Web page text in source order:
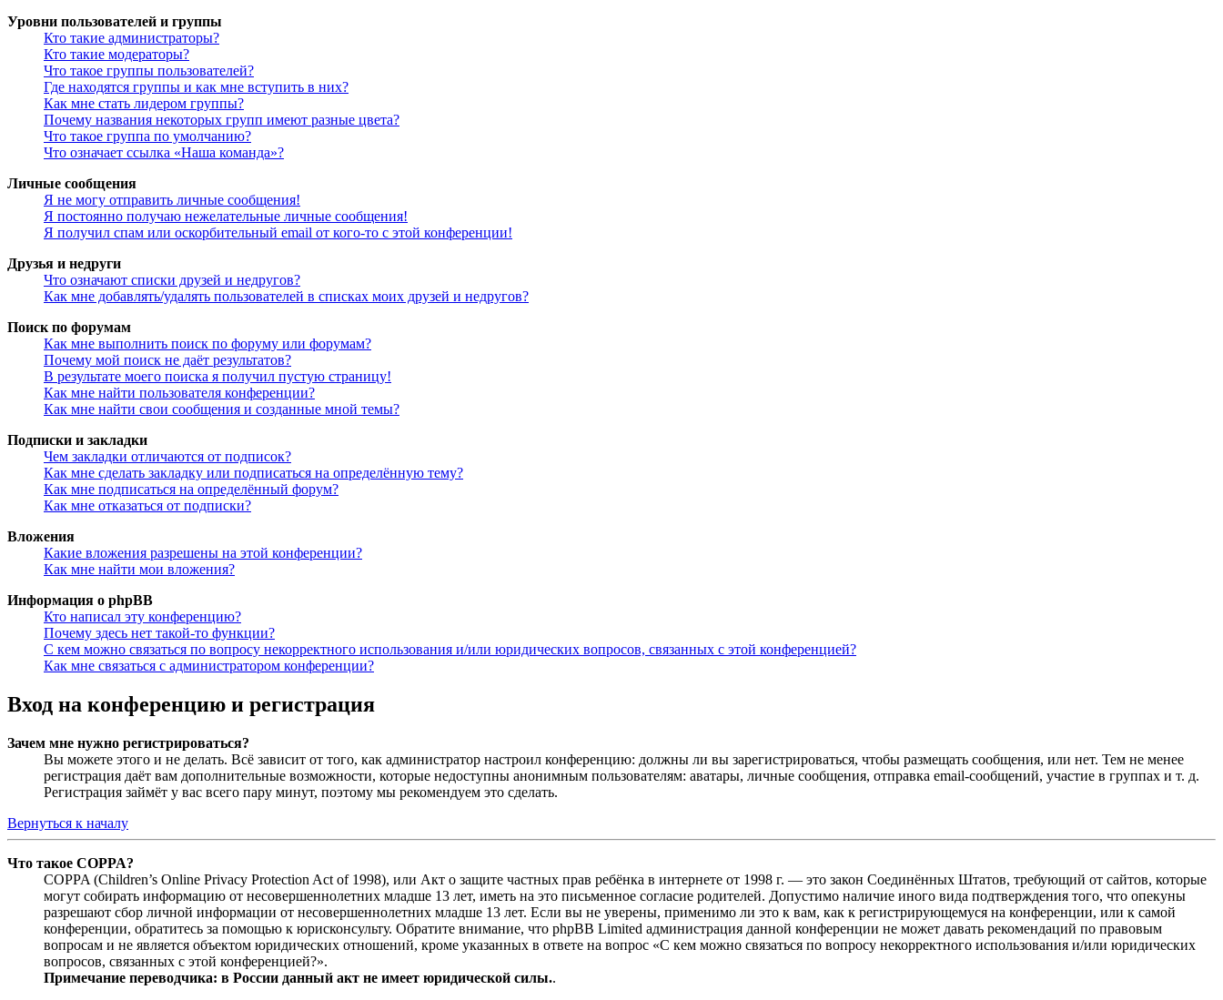
Уровни пользователей и группы
Кто такие администраторы?
Кто такие модераторы?
Что такое группы пользователей?
Где находятся группы и как мне вступить в них?
Как мне стать лидером группы?
Почему названия некоторых групп имеют разные цвета?
Что такое группа по умолчанию?
Что означает ссылка «Наша команда»?
Личные сообщения
Я не могу отправить личные сообщения!
Я постоянно получаю нежелательные личные сообщения!
Я получил спам или оскорбительный email от кого-то с этой конференции!
Друзья и недруги
Что означают списки друзей и недругов?
Как мне добавлять/удалять пользователей в списках моих друзей и недругов?
Поиск по форумам
Как мне выполнить поиск по форуму или форумам?
Почему мой поиск не даёт результатов?
В результате моего поиска я получил пустую страницу!
Как мне найти пользователя конференции?
Как мне найти свои сообщения и созданные мной темы?
Подписки и закладки
Чем закладки отличаются от подписок?
Как мне сделать закладку или подписаться на определённую тему?
Как мне подписаться на определённый форум?
Как мне отказаться от подписки?
Вложения
Какие вложения разрешены на этой конференции?
Как мне найти мои вложения?
Информация о phpBB
Кто написал эту конференцию?
Почему здесь нет такой-то функции?
С кем можно связаться по вопросу некорректного использования и/или юридических вопросов, связанных с этой конференцией?
Как мне связаться с администратором конференции?
Вход на конференцию и регистрация
Зачем мне нужно регистрироваться?
Вы можете этого и не делать. Всё зависит от того, как администратор настроил конференцию: должны ли вы зарегистрироваться, чтобы размещать сообщения, или нет. Тем не менее
регистрация даёт вам дополнительные возможности, которые недоступны анонимным пользователям: аватары, личные сообщения, отправка email-сообщений, участие в группах и т. д.
Регистрация займёт у вас всего пару минут, поэтому мы рекомендуем это сделать.
Вернуться к началу
Что такое COPPA?
COPPA (Children’s Online Privacy Protection Act of 1998), или Акт о защите частных прав ребёнка в интернете от 1998 г. — это закон Соединённых Штатов, требующий от сайтов, которые
могут собирать информацию от несовершеннолетних младше 13 лет, иметь на это письменное согласие родителей. Допустимо наличие иного вида подтверждения того, что опекуны
разрешают сбор личной информации от несовершеннолетних младше 13 лет. Если вы не уверены, применимо ли это к вам, как к регистрирующемуся на конференции, или к самой
конференции, обратитесь за помощью к юрисконсульту. Обратите внимание, что phpBB Limited администрация данной конференции не может давать рекомендаций по правовым
вопросам и не является объектом юридических отношений, кроме указанных в ответе на вопрос «С кем можно связаться по вопросу некорректного использования и/или юридических
вопросов, связанных с этой конференцией?».
Примечание переводчика: в России данный акт не имеет юридической силы..